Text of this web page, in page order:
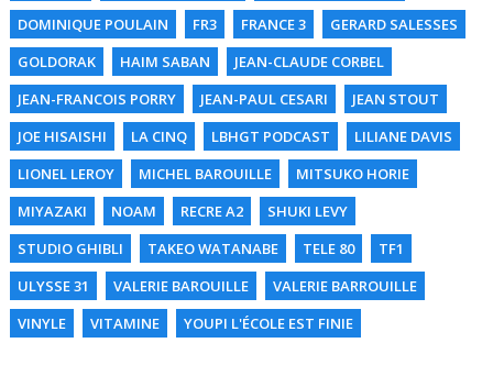
DOMINIQUE POULAIN
FR3 FRANCE 3
GERARD SALESSES
GOLDORAK
HAIM SABAN
JEAN-CLAUDE CORBEL
JEAN-FRANCOIS PORRY
JEAN-PAUL CESARI
JEAN STOUT
JOE HISAISHI
LA CINQ LBHGT PODCAST
LILIANE DAVIS
LIONEL LEROY
MICHEL BAROUILLE
MITSUKO HORIE
MIYAZAKI
NOAM RECRE A2
SHUKI LEVY
STUDIO GHIBLI
TAKEO WATANABE TELE 80
TF1
ULYSSE 31
VALERIE BAROUILLE
VALERIE BARROUILLE
VINYLE
VITAMINE YOUPI L'ÉCOLE EST FINIE